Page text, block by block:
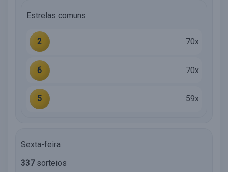
Estrelas comuns
2 70x
6 70x
5 59x
Sexta-feira
337sorteios